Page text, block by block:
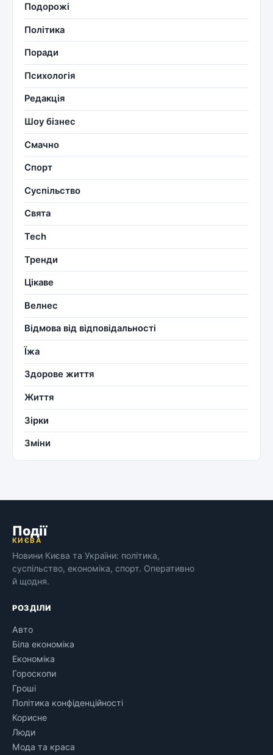
Подорожі
Політика
Поради
Психологія
Редакція
Шоу бізнес
Смачно
Спорт
Суспільство
Свята
Tech
Тренди
Цікаве
Велнес
Відмова від відповідальності
Їжа
Здорове життя
Життя
Зірки
Зміни
Події
КИЄВА
Новини Києва та України: політика,
суспільство, економіка, спорт. Оперативно
й щодня.
РОЗДІЛИ
Авто
Біла економіка
Економіка
Гороскопи
Гроші
Політика конфіденційності
Корисне
Люди
Мода та краса